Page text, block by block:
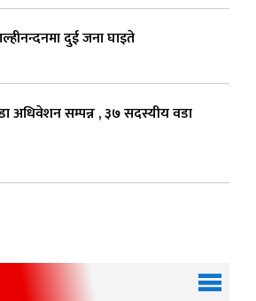
दुई जना घाइते
अधिवेशन सम्पन्न , ३७ सदस्यीय वडा